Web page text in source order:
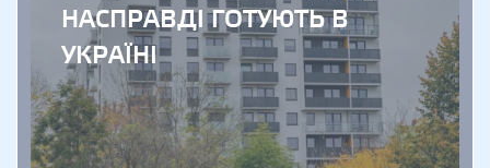
НАСПРАВДІ ГОТУЮТЬ В
УКРАЇНІ